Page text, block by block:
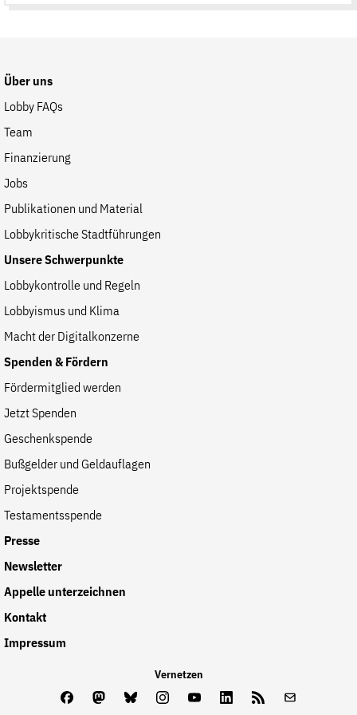
Über uns
Lobby FAQs
Team
Finanzierung
Jobs
Publikationen und Material
Lobbykritische Stadtführungen
Unsere Schwerpunkte
Lobbykontrolle und Regeln
Lobbyismus und Klima
Macht der Digitalkonzerne
Spenden & Fördern
Fördermitglied werden
Jetzt Spenden
Geschenkspende
Bußgelder und Geldauflagen
Projektspende
Testamentsspende
Presse
Newsletter
Appelle unterzeichnen
Kontakt
Impressum
Vernetzen
FacebookMastodon
BlueskyInstagram
YoutubeLinkedInFeed